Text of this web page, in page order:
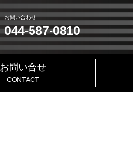
お問い合わせ
044-587-0810
お問い合せ
CONTACT